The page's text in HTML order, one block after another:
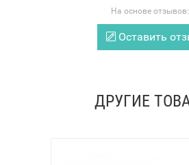
На основе отзывов:
Оставить
ДРУГИЕ